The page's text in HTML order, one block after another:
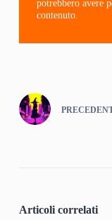
potrebbero avere
contenuto.
Articoli correlati